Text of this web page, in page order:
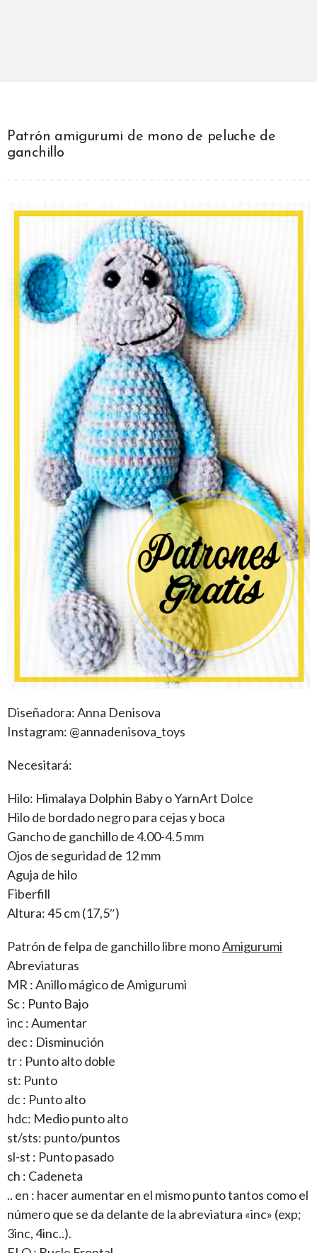
Patrón amigurumi de mono de peluche de
ganchillo
Diseñadora: Anna Denisova
Instagram: @annadenisova_toys
Necesitará:
Hilo: Himalaya Dolphin Baby o YarnArt Dolce
Hilo de bordado negro para cejas y boca
Gancho de ganchillo de 4.00-4.5 mm
Ojos de seguridad de 12 mm
Aguja de hilo
Fiberfill
Altura: 45 cm (17,5″)
Patrón de felpa de ganchillo libre monoAmigurumi
Abreviaturas
MR : Anillo mágico de Amigurumi
Sc : Punto Bajo
inc : Aumentar
dec : Disminución
tr : Punto alto doble
st: Punto
dc : Punto alto
hdc: Medio punto alto
st/sts: punto/puntos
sl-st : Punto pasado
ch : Cadeneta
.. en : hacer aumentar en el mismo punto tantos como el
número que se da delante de la abreviatura «inc» (exp;
3inc, 4inc..).